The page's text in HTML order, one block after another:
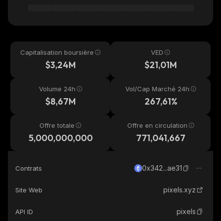
Capitalisation boursière
$3,24M
VED
$21,01M
Volume 24h
$8,67M
Vol/Cap Marché 24h
267,61%
Offre totale
5,000,000,000
Offre en circulation
771,041,667
Contrats 0x342...ae31
Site Web pixels.xyz
API ID pixels